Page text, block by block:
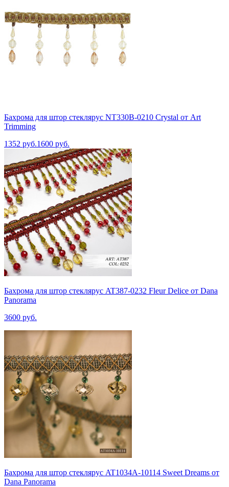
Бахрома для штор стеклярус NT330B-0210 Crystal от Art
Trimming
1352 руб.1600 руб.
Бахрома для штор стеклярус AT387-0232 Fleur Delice от Dana
Panorama
3600 руб.
Бахрома для штор стеклярус AT1034A-10114 Sweet Dreams от
Dana Panorama